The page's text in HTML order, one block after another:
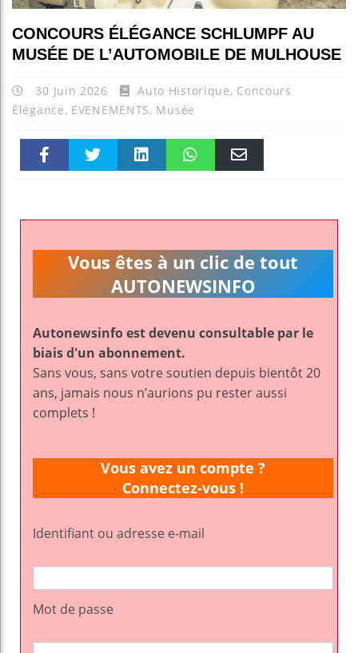
CONCOURS ÉLÉGANCE SCHLUMPF AU
MUSÉE DE L’AUTOMOBILE DE MULHOUSE
30 Juin 2026 Auto Historique, Concours
Élégance, EVENEMENTS, Musée
k pt
Vous êtes à un clic de tout
AUTONEWSINFO
Autonewsinfo est devenu consultable par le
biais d'un abonnement.
Sans vous, sans votre soutien depuis bientôt 20
ans, jamais nous n’aurions pu rester aussi
complets !
Vous avez un compte ?
Connectez-vous !
Identifiant ou adresse e-mail
Mot de passe